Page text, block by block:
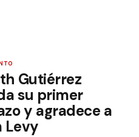
Gutiérrez
su primer
y agradece a
Levy